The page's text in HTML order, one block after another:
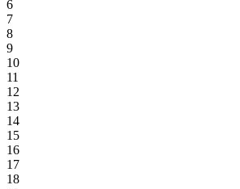
6
7
8
9
10
11
12
13
14
15
16
17
18